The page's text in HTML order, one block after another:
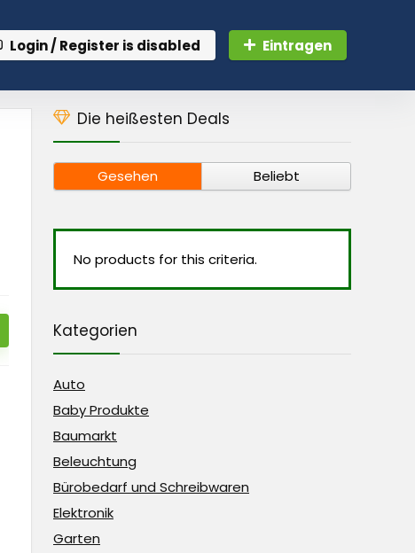
Login / Register is disabled Eintragen
Die heißesten Deals
Gesehen Beliebt
No products for this criteria.
Kategorien
Auto
Baby Produkte
Baumarkt
Beleuchtung
Bürobedarf und Schreibwaren
Elektronik
Garten